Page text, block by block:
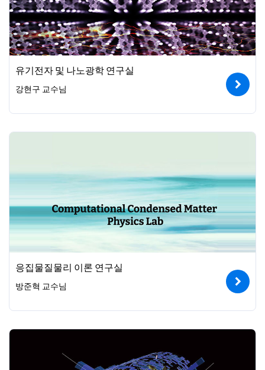
유기전자 및 나노광학 연구실
강현구 교수님
응집물질물리 이론 연구실
방준혁 교수님